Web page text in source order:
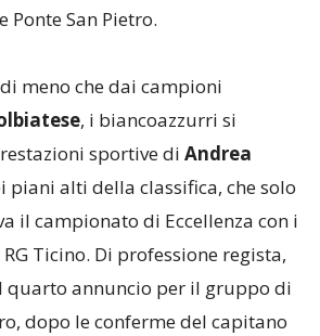
Ponte San Pietro.
meno che dai campioni
, i biancoazzurri si
sportive di Andrea
piani alti della classifica, che solo
il campionato di Eccellenza con i
Ticino. Di professione regista,
quarto annuncio per il gruppo di
dopo le conferme del capitano